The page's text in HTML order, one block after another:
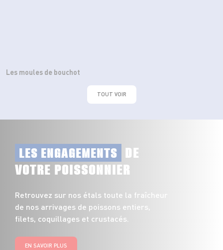
Les moules de bouchot
TOUT VOIR
LES ENGAGEMENTS DE
VOTRE POISSONNIER
Retrouvez sur nos étals toute la fraîcheur
de nos arrivages de poissons entiers,
filets, coquillages et crustacés.
EN SAVOIR PLUS